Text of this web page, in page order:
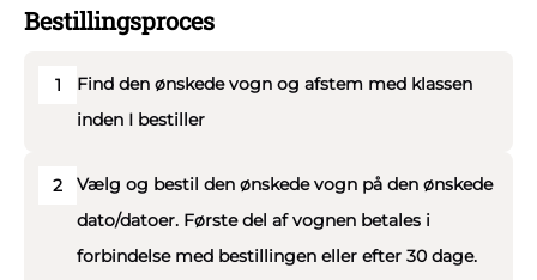
Bestillingsproces
1
Find den ønskede vogn og afstem med klassen
inden I bestiller
2
Vælg og bestil den ønskede vogn på den ønskede
dato/datoer. Første del af vognen betales i
forbindelse med bestillingen eller efter 30 dage.